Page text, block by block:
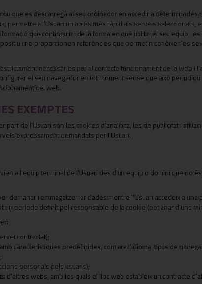
que es descarrega al seu ordinador en accedir a
permetre a l'Usuari un accés més ràpid als serveis seleccionats,
que continguin i de la forma en què utilitzi el seu equip,
i no proporcionen referències que permetin conèixer les
necessàries per al correcte funcionament de la web i
el seu navegador en tot moment sense que això
del web.
EXEMPTES
de l'Usuari són les cookies d'analítica, les de publicitat i
expressament demandats per l'Usuari.
a l'equip terminal de l'Usuari des d'un equip o domini que no
demanar i emmagatzemar dades mentre l'Usuari accedeix a una
període definit pel responsable de la cookie (pot anar d'uns
contractat);
característiques predefinides, com ara l'idioma, tipus de
personals dels usuaris);
webs, amb les quals el lloc web estableix un contracte